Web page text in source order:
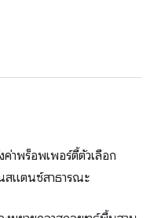
าพร็อพเพอร์ตี้ตัวเลือก
แตนซ์สาธารณะ